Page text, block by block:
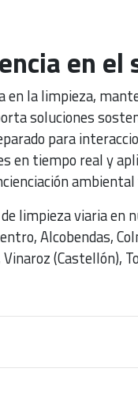
en el
en la limpieza,
soluciones
para
en tiempo real y
limpieza viaria en
Alcobendas,
(Castellón),